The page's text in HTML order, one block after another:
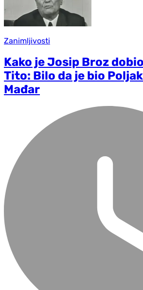
Zanimljivosti
Kako je Josip Broz
Tito: Bilo da je bio
Mađar